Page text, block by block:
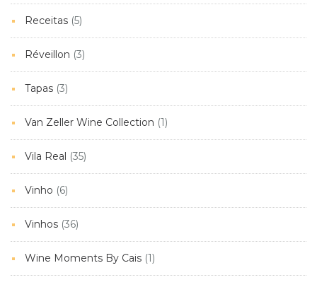
Receitas (5)
Réveillon (3)
Tapas (3)
Van Zeller Wine Collection (1)
Vila Real (35)
Vinho (6)
Vinhos (36)
Wine Moments By Cais (1)